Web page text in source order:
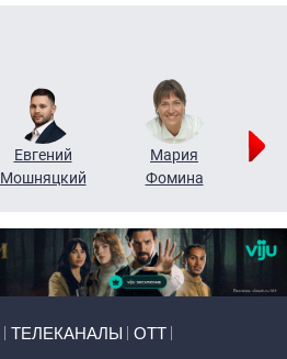
Евгений
Мошняцкий
Мария
Фомина
ТЕЛЕКАНАЛЫ ОТТ